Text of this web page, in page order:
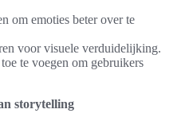
om emoties beter over te
voor visuele verduidelijking.
te voegen om gebruikers
storytelling